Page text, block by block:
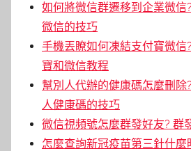
如何將微信群遷移到企業微信
微信的技巧
手機丟瞭如何凍結支付寶微信
寶和微信教程
幫別人代辦的健康碼怎麼刪除
人健康碼的技巧
微信視頻號怎麼群發好友? 群
怎麼查詢新冠疫苗第三針什麼